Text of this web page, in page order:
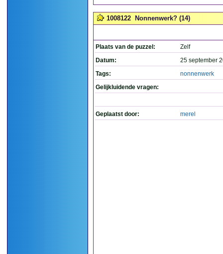
1008122 Nonnenwerk? (14)
Plaats van de puzzel:
Zelf
Datum:
25 september
Tags:
nonnenwerk
Gelijkluidende vragen:
Geplaatst door: merel